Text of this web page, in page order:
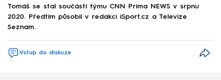
Tomáš se stal součástí týmu CNN Prima NEWS v srpnu
2020. Předtím působil v redakci iSport.cz a Televize
Seznam.
Vstup do diskuze